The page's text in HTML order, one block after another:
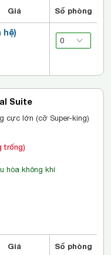
Giá Số phòng
hệ)
Suite
cực lớn (cỡ Super-king)
trống)
hòa không khí
Giá Số phòng